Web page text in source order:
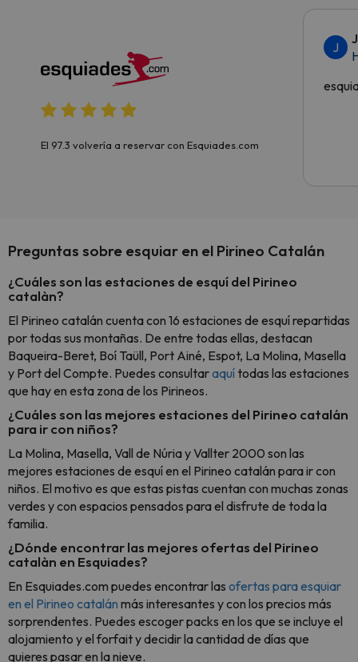
El 97.3 volvería a reservar con Esquiades.com
J
Preguntas sobre esquiar en el Pirineo Catalán
¿Cuáles son las estaciones de esquí del Pirineo
catalàn?
El Pirineo catalán cuenta con 16 estaciones de esquí repartidas
por todas sus montañas. De entre todas ellas, destacan
Baqueira-Beret, Boí Taüll, Port Ainé, Espot, La Molina, Masella
y Port del Compte. Puedes consultaraquí todas las estaciones
que hay en esta zona de los Pirineos.
¿Cuáles son las mejores estaciones del Pirineo catalán
para ir con niños?
La Molina, Masella, Vall de Núria y Vallter 2000 son las
mejores estaciones de esquí en el Pirineo catalán para ir con
niños. El motivo es que estas pistas cuentan con muchas zonas
verdes y con espacios pensados para el disfrute de toda la
familia.
¿Dónde encontrar las mejores ofertas del Pirineo
catalàn en Esquiades?
En Esquiades.com puedes encontrar las ofertas para esquiar
en el Pirineo catalán más interesantes y con los precios más
sorprendentes. Puedes escoger packs en los que se incluye el
alojamiento y el forfait y decidir la cantidad de días que
quieres pasar en la nieve.